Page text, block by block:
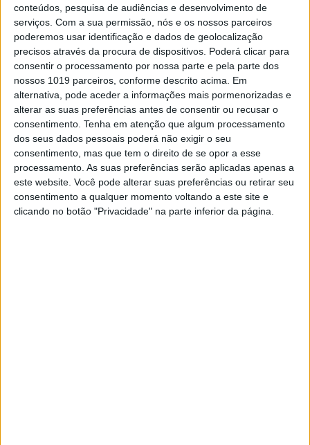
conteúdos, pesquisa de audiências e desenvolvimento de
serviços. Com a sua permissão, nós e os nossos parceiros
poderemos usar identificação e dados de geolocalização
precisos através da procura de dispositivos. Poderá clicar para
consentir o processamento por nossa parte e pela parte dos
nossos 1019 parceiros, conforme descrito acima. Em
alternativa, pode aceder a informações mais pormenorizadas e
alterar as suas preferências antes de consentir ou recusar o
consentimento. Tenha em atenção que algum processamento
dos seus dados pessoais poderá não exigir o seu
consentimento, mas que tem o direito de se opor a esse
processamento. As suas preferências serão aplicadas apenas a
este website. Você pode alterar suas preferências ou retirar seu
consentimento a qualquer momento voltando a este site e
clicando no botão "Privacidade" na parte inferior da página.
EXAME INFORMÁTICA
Anomalia do Atlântico Sul: A 'falha'
no campo magnético da Terra está a
dividir-se
Os investigadores da NASA revelam que a
Anomalia detetada há décadas está agora a
dividir-se em duas, continuando a mudar
lentamente